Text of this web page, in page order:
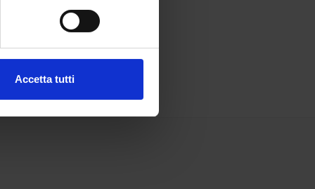
Accetta tutti